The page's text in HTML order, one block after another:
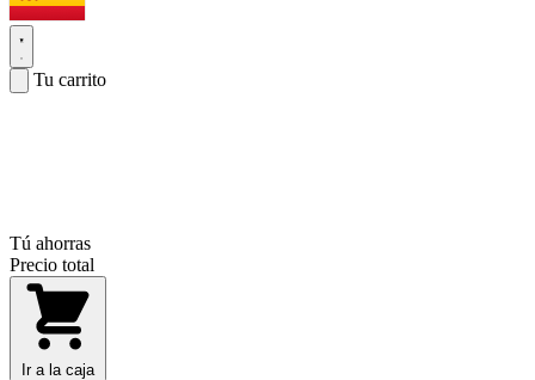
Tu carrito
Tú ahorras
Precio total
Ir a la caja